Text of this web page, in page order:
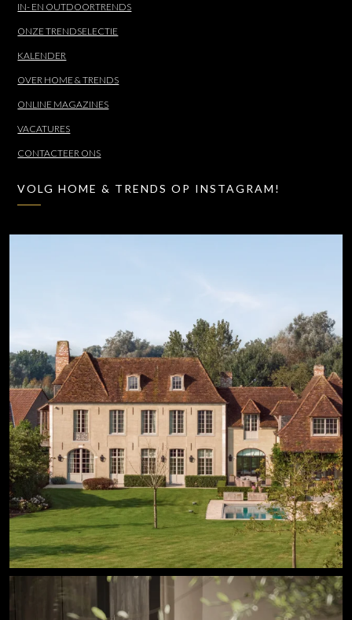
IN- EN OUTDOORTRENDS
ONZE TRENDSELECTIE
KALENDER
OVER HOME & TRENDS
ONLINE MAGAZINES
VACATURES
CONTACTEER ONS
VOLG HOME & TRENDS OP INSTAGRAM!